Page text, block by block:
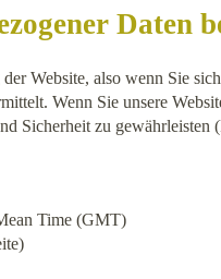
Daten
Website, also wenn Sie
Wenn Sie unsere
Sicherheit zu
Time (GMT)